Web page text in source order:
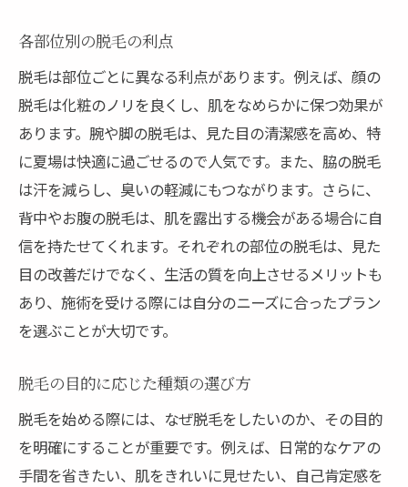
各部位別の脱毛の利点
脱毛は部位ごとに異なる利点があります。例えば、顔の
脱毛は化粧のノリを良くし、肌をなめらかに保つ効果が
あります。腕や脚の脱毛は、見た目の清潔感を高め、特
に夏場は快適に過ごせるので人気です。また、脇の脱毛
は汗を減らし、臭いの軽減にもつながります。さらに、
背中やお腹の脱毛は、肌を露出する機会がある場合に自
信を持たせてくれます。それぞれの部位の脱毛は、見た
目の改善だけでなく、生活の質を向上させるメリットも
あり、施術を受ける際には自分のニーズに合ったプラン
を選ぶことが大切です。
脱毛の目的に応じた種類の選び方
脱毛を始める際には、なぜ脱毛をしたいのか、その目的
を明確にすることが重要です。例えば、日常的なケアの
手間を省きたい、肌をきれいに見せたい、自己肯定感を